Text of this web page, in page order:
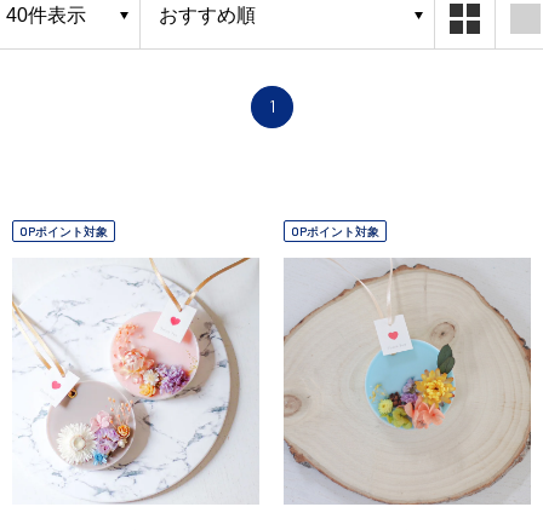
1
OPポイント対象 OPポイント対象